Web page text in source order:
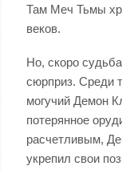
Там Меч Тьмы
веков.
Но, скоро
сюрприз. Среди
могучий Демон
потерянное
расчетливым,
укрепил свои